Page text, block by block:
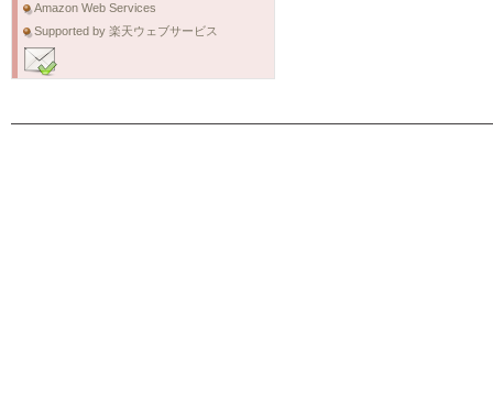
Amazon Web Services
Supported by 楽天ウェブサービス